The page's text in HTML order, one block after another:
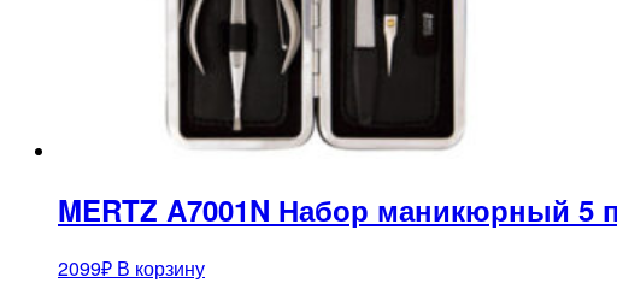
MERTZ A7001N Набор маникюрный 5
2099₽ В корзину